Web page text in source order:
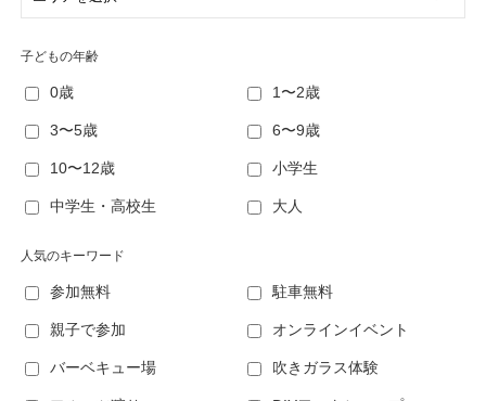
子どもの年齢
0歳 1〜2歳
3〜5歳 6〜9歳
10〜12歳 小学生
中学生・高校生 大人
人気のキーワード
参加無料 駐車無料
親子で参加 オンラインイベント
バーベキュー場 吹きガラス体験